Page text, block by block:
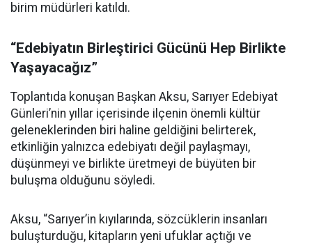
birim müdürleri katıldı.
“Edebiyatın Birleştirici Gücünü Hep Birlikte
Yaşayacağız”
Toplantıda konuşan Başkan Aksu, Sarıyer Edebiyat
Günleri’nin yıllar içerisinde ilçenin önemli kültür
geleneklerinden biri haline geldiğini belirterek,
etkinliğin yalnızca edebiyatı değil paylaşmayı,
düşünmeyi ve birlikte üretmeyi de büyüten bir
buluşma olduğunu söyledi.
Aksu, “Sarıyer’in kıyılarında, sözcüklerin insanları
buluşturduğu, kitapların yeni ufuklar açtığı ve